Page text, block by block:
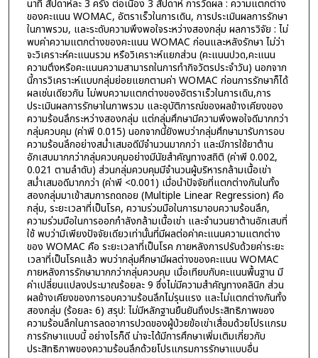
นาที สัปดาห์ละ 3 ครั้ง ต่อเนื่อง 3 สัปดาห์ การวัดผล : ความแตกต่าง
ของคะแนน WOMAC, อัตราเร็วในการเดิน, การประเมินผลการรักษา
ในภาพรวม, และระดับความพึงพอใจระหว่างสองกลุ่ม ผลการวิจัย : ไม่
พบค่าความแตกต่างของคะแนน WOMAC ก่อนและหลังรักษา ไม่ว่า
จะวิเคราะห์คะแนนรวม หรือวิเคราะห์แยกส่วน (คะแนนปวด,คะแนน
ความตึงหรือคะแนนความสามารถในการทำกิจวัตรประจำวัน) นอกจาก
นี้การวิเคราะห์แบบกลุ่มย่อยแยกตามค่า WOMAC ก่อนการรักษาก็ได้
ผลเช่นเดียวกัน ไม่พบความแตกต่างของอัตราเร็วในการเดิน,การ
ประเมินผลการรักษาในภาพรวม และอุบัติการณ์ของผลข้างเคียงของ
ความร้อนลึกระหว่างสองกลุ่ม แต่กลุ่มศึกษามีความพึงพอใจดีมากกว่า
กลุ่มควบคุม (ค่าพี 0.015) นอกจากนี้ยังพบว่ากลุ่มศึกษามารับการอบ
ความร้อนลึกอย่างสม่ำเสมอดีมีจำนวนมากกว่า และมีการใช้ยาต้าน
อักเสบมากกว่ากลุ่มควบคุมอย่างมีนัยสำคัญทางสถิติ (ค่าพี 0.002,
0.021 ตามลำดับ) ส่วนกลุ่มควบคุมมีจำนวนผู้บริหารกล้ามเนื้อเข่า
สม่ำเสมอดีมากกว่า (ค่าพี <0.001) เมื่อนำปัจจัยที่แตกต่างกันในทั้ง
สองกลุ่มมาเข้าสมการถดถอย (Multiple Linear Regression) คือ
กลุ่ม, ระยะเวลาที่เป็นโรค, ความร่วมมือในการมาอบความร้อนลึก,
ความร่วมมือในการออกกำลังกล้ามเนื้อเข่า และจำนวนยาต้านอักเสบที่
ใช้ พบว่ามีเพียงปัจจัยเดียวเท่านั้นที่มีผลต่อค่าคะแนนความแตกต่าง
ของ WOMAC คือ ระยะเวลาที่เป็นโรค ภายหลังการปรับด้วยค่าระยะ
เวลาที่เป็นโรคแล้ว พบว่ากลุ่มศึกษามีผลต่างของคะแนน WOMAC
ภายหลังการรักษามากกว่ากลุ่มควบคุม เมื่อเทียบกับคะแนนพื้นฐาน มี
ค่าเปลี่ยนแปลงประมาณร้อยละ 9 ซึ่งไม่มีความสำคัญทางคลินิก ส่วน
ผลข้างเคียงของการอบความร้อนลึกไม่รุนแรง และไม่แตกต่างกันทั้ง
สองกลุ่ม (ร้อยละ 6) สรุป: ไม่มีหลักฐานยืนยันถึงประสิทธิภาพของ
ความร้อนลึกในการลดอาการปวดของผู้ป่วยข้อเข่าเสื่อมด้วยโปรแกรม
การรักษาแบบนี้ อย่างไรก็ดี น่าจะได้มีการศึกษาเพิ่มเติมเกี่ยวกับ
ประสิทธิภาพของความร้อนลึกด้วยโปรแกรมการรักษาแบบอื่น